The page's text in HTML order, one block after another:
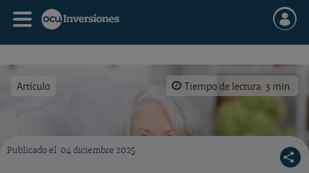
Artículo Tiempo de lectura: 3 min.
Publicado el 04 diciembre 2025